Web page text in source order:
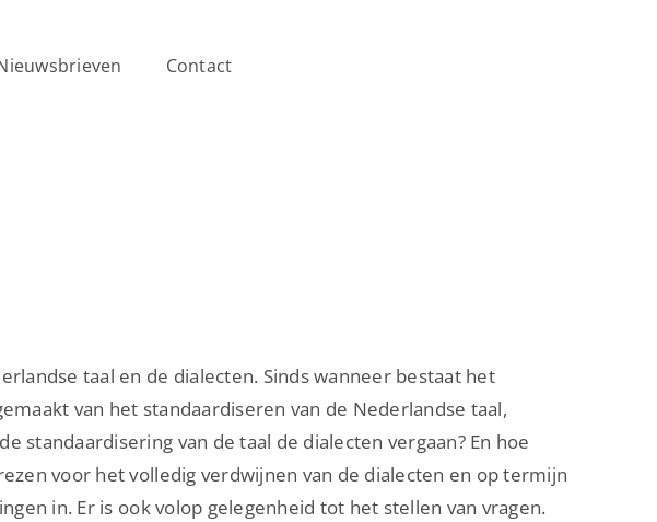
Contact
taal en de dialecten. Sinds wanneer bestaat het
van het standaardiseren van de Nederlandse taal,
standaardisering van de taal de dialecten vergaan? En hoe
voor het volledig verdwijnen van de dialecten en op termijn
in. Er is ook volop gelegenheid tot het stellen van vragen.